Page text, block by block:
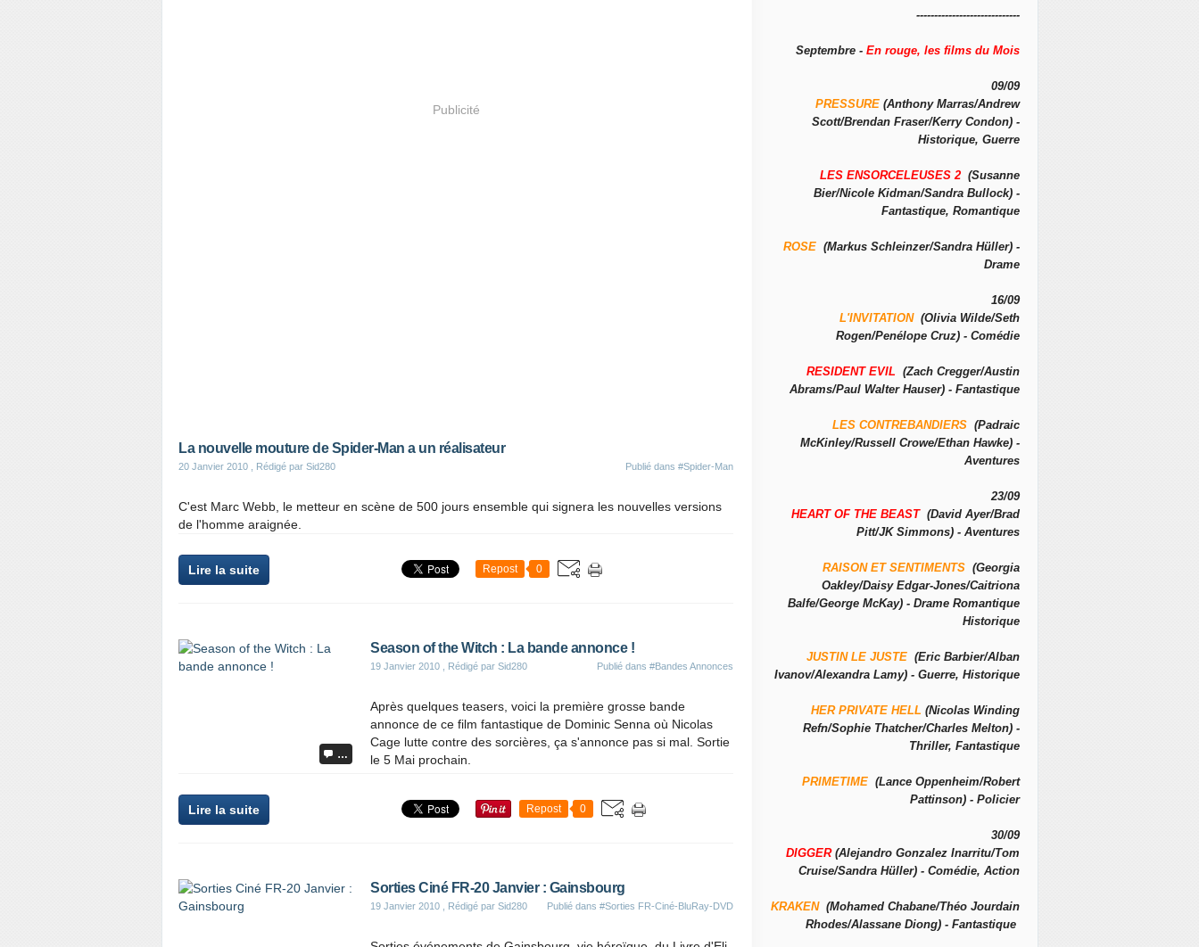
Publicité
La nouvelle mouture de Spider-Man a un réalisateur
20 Janvier 2010 , Rédigé par Sid280 Publié dans #Spider-Man
C'est Marc Webb, le metteur en scène de 500 jours ensemble qui signera les nouvelles versions
de l'homme araignée.
Lire la suite Repost 0
…
Season of the Witch : La bande annonce !
19 Janvier 2010 , Rédigé par Sid280 Publié dans #Bandes Annonces
Après quelques teasers, voici la première grosse bande
annonce de ce film fantastique de Dominic Senna où Nicolas
Cage lutte contre des sorcières, ça s'annonce pas si mal. Sortie
le 5 Mai prochain.
Lire la suite Repost 0
Sorties Ciné FR-20 Janvier : Gainsbourg
19 Janvier 2010 , Rédigé par Sid280 Publié dans #Sorties FR-Ciné-BluRay-DVD
-----------------------------
Septembre - En rouge, les films du Mois
09/09
PRESSURE (Anthony Marras/Andrew
Scott/Brendan Fraser/Kerry Condon) -
Historique, Guerre
LES ENSORCELEUSES 2 (Susanne
Bier/Nicole Kidman/Sandra Bullock) -
Fantastique, Romantique
ROSE (Markus Schleinzer/Sandra Hüller) -
Drame
16/09
L'INVITATION (Olivia Wilde/Seth
Rogen/Penélope Cruz) - Comédie
RESIDENT EVIL (Zach Cregger/Austin
Abrams/Paul Walter Hauser) - Fantastique
LES CONTREBANDIERS (Padraic
McKinley/Russell Crowe/Ethan Hawke) -
Aventures
23/09
HEART OF THE BEAST(David Ayer/Brad
Pitt/JK Simmons) - Aventures
RAISON ET SENTIMENTS (Georgia
Oakley/Daisy Edgar-Jones/Caitriona
Balfe/George McKay) - Drame Romantique
Historique
JUSTIN LE JUSTE (Eric Barbier/Alban
Ivanov/Alexandra Lamy) - Guerre, Historique
HER PRIVATE HELL (Nicolas Winding
Refn/Sophie Thatcher/Charles Melton) -
Thriller, Fantastique
PRIMETIME (Lance Oppenheim/Robert
Pattinson) - Policier
30/09
DIGGER (Alejandro Gonzalez Inarritu/Tom
Cruise/Sandra Hüller) - Comédie, Action
KRAKEN(Mohamed Chabane/Théo Jourdain
Rhodes/Alassane Diong) - Fantastique